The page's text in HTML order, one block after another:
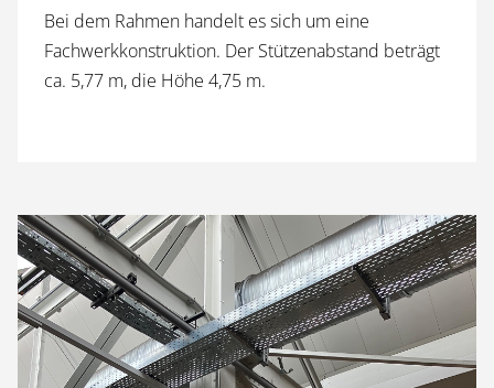
Bei dem Rahmen handelt es sich um eine
Fachwerkkonstruktion. Der Stützenabstand beträgt
ca. 5,77 m, die Höhe 4,75 m.